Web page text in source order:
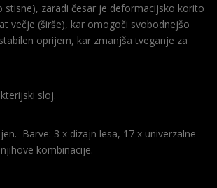
stisne), zaradi česar je deformacijsko korito
večje (širše), kar omogoči svobodnejšo
oprijem, kar zmanjša tveganje za
sloj.
Barve: 3 x dizajn lesa, 17 x univerzalne
kombinacije.